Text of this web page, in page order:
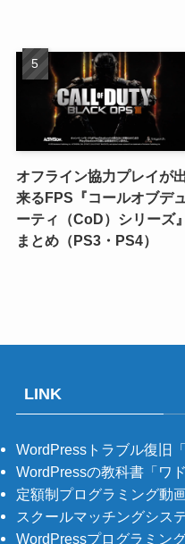
オフライン協力プレイが
来るFPS『コールオブデ
ーティ（CoD）シリーズ』
まとめ（PS3・PS4）
LINK
WordPressトラブル復旧
WordPressの教科書「ワド
定額制プログラミング動
スクールマッチングシス
WordPressプログラミン